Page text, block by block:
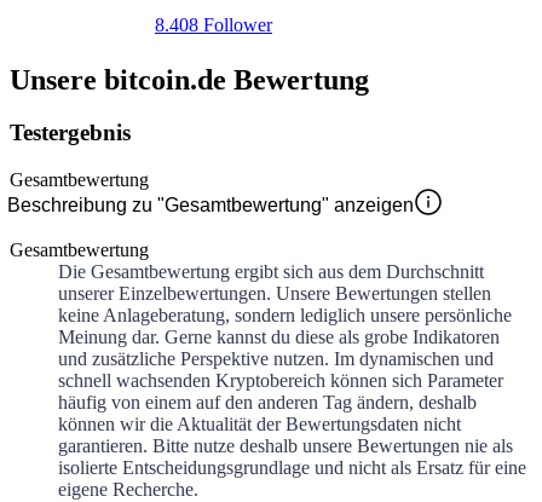
8.408 Follower
Unsere bitcoin.de Bewertung
Testergebnis
Gesamtbewertung
Beschreibung zu "Gesamtbewertung" anzeigen
Gesamtbewertung
Die Gesamtbewertung ergibt sich aus dem Durchschnitt
unserer Einzelbewertungen. Unsere Bewertungen stellen
keine Anlageberatung, sondern lediglich unsere persönliche
Meinung dar. Gerne kannst du diese als grobe Indikatoren
und zusätzliche Perspektive nutzen. Im dynamischen und
schnell wachsenden Kryptobereich können sich Parameter
häufig von einem auf den anderen Tag ändern, deshalb
können wir die Aktualität der Bewertungsdaten nicht
garantieren. Bitte nutze deshalb unsere Bewertungen nie als
isolierte Entscheidungsgrundlage und nicht als Ersatz für eine
eigene Recherche.